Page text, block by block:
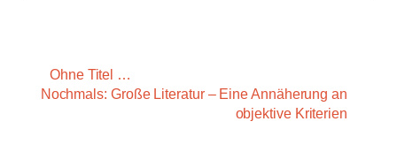
Ohne Titel …
Nochmals: Große Literatur – Eine Annäherung an
objektive Kriterien